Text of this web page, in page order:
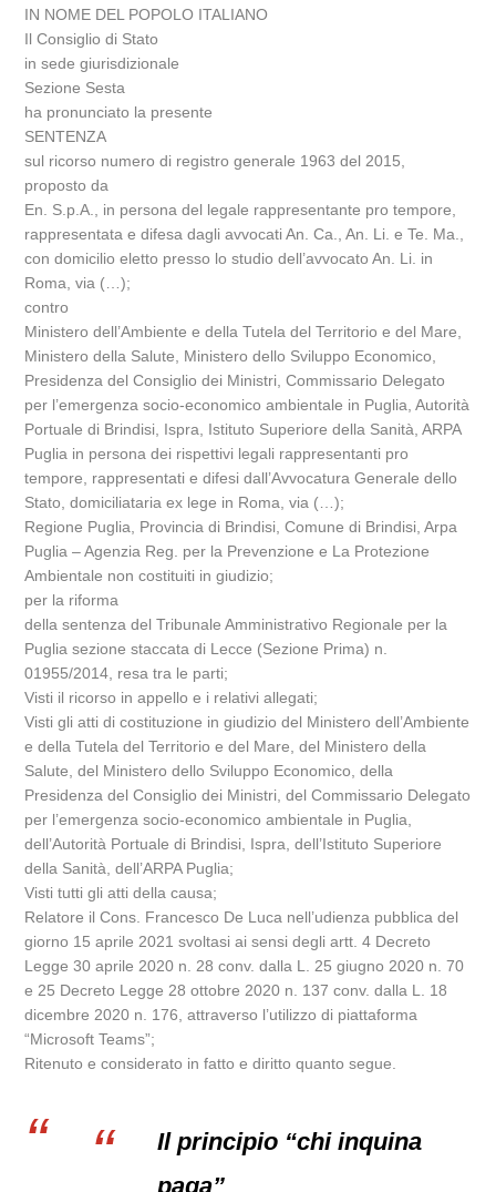
IN NOME DEL POPOLO ITALIANO
Il Consiglio di Stato
in sede giurisdizionale
Sezione Sesta
ha pronunciato la presente
SENTENZA
sul ricorso numero di registro generale 1963 del 2015,
proposto da
En. S.p.A., in persona del legale rappresentante pro tempore,
rappresentata e difesa dagli avvocati An. Ca., An. Li. e Te. Ma.,
con domicilio eletto presso lo studio dell’avvocato An. Li. in
Roma, via (…);
contro
Ministero dell’Ambiente e della Tutela del Territorio e del Mare,
Ministero della Salute, Ministero dello Sviluppo Economico,
Presidenza del Consiglio dei Ministri, Commissario Delegato
per l’emergenza socio-economico ambientale in Puglia, Autorità
Portuale di Brindisi, Ispra, Istituto Superiore della Sanità, ARPA
Puglia in persona dei rispettivi legali rappresentanti pro
tempore, rappresentati e difesi dall’Avvocatura Generale dello
Stato, domiciliataria ex lege in Roma, via (…);
Regione Puglia, Provincia di Brindisi, Comune di Brindisi, Arpa
Puglia – Agenzia Reg. per la Prevenzione e La Protezione
Ambientale non costituiti in giudizio;
per la riforma
della sentenza del Tribunale Amministrativo Regionale per la
Puglia sezione staccata di Lecce (Sezione Prima) n.
01955/2014, resa tra le parti;
Visti il ricorso in appello e i relativi allegati;
Visti gli atti di costituzione in giudizio del Ministero dell’Ambiente
e della Tutela del Territorio e del Mare, del Ministero della
Salute, del Ministero dello Sviluppo Economico, della
Presidenza del Consiglio dei Ministri, del Commissario Delegato
per l’emergenza socio-economico ambientale in Puglia,
dell’Autorità Portuale di Brindisi, Ispra, dell’Istituto Superiore
della Sanità, dell’ARPA Puglia;
Visti tutti gli atti della causa;
Relatore il Cons. Francesco De Luca nell’udienza pubblica del
giorno 15 aprile 2021 svoltasi ai sensi degli artt. 4 Decreto
Legge 30 aprile 2020 n. 28 conv. dalla L. 25 giugno 2020 n. 70
e 25 Decreto Legge 28 ottobre 2020 n. 137 conv. dalla L. 18
dicembre 2020 n. 176, attraverso l’utilizzo di piattaforma
“Microsoft Teams”;
Ritenuto e considerato in fatto e diritto quanto segue.
Il principio “chi inquina
paga”